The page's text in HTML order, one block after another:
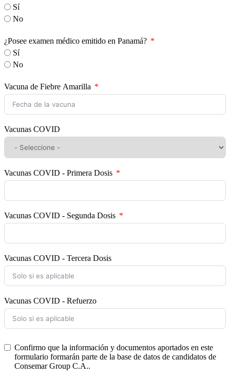
Sí
No
¿Posee examen médico emitido en Panamá?
Sí
No
Vacuna de Fiebre Amarilla
Vacunas COVID
Vacunas COVID - Primera Dosis
Vacunas COVID - Segunda Dosis
Vacunas COVID - Tercera Dosis
Vacunas COVID - Refuerzo
Confirmo que la información y documentos aportados en este
formulario formarán parte de la base de datos de candidatos de
Consemar Group C.A..